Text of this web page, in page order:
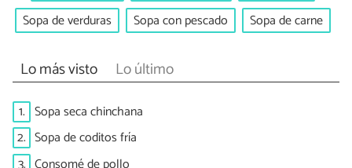
Sopa de verduras
Sopa con pescado Sopa de carne
Lo más visto Lo último
1. Sopa seca chinchana
2. Sopa de coditos fría